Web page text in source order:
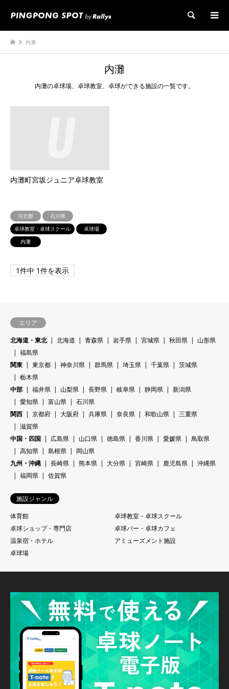
検索
内灘
内灘
内灘の卓球場、卓球教室、卓球ができる施設の一覧です。
内灘町宮坂ジュニア卓球教室
河北郡
石川県
卓球教室・卓球スクール
卓球場
内灘
1件中 1件を表示
エリア
北海道・東北
北海道 青森県 岩手県 宮城県 秋田県
山形県
福島県
関東
東京都 神奈川県 群馬県 埼玉県 千葉県
茨城県
栃木県
中部
福井県 山梨県 長野県 岐阜県 静岡県
新潟県
愛知県
富山県
石川県
関西
京都府 大阪府 兵庫県 奈良県 和歌山県
三重県
滋賀県
中国・四国
広島県 山口県 徳島県 香川県 愛媛県
鳥取県
高知県
島根県
岡山県
九州・沖縄
長崎県 熊本県 大分県 宮崎県 鹿児島県
沖縄県
福岡県
佐賀県
施設ジャンル
体育館
卓球教室・卓球スクール
卓球ショップ・専門店
卓球バー・卓球カフェ
温泉宿・ホテル
アミューズメント施設
卓球場